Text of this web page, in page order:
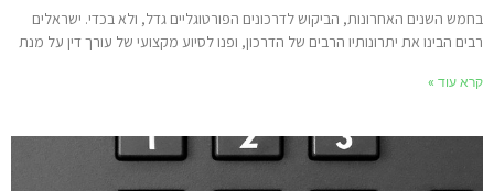
השנים האחרונות, הביקוש לדרכונים הפורטוגליים גדל, ולא בכדי. ישראלים
הבינו את יתרונותיו הרבים של הדרכון, ופנו לסיוע מקצועי של עורך דין על מנת
עוד »